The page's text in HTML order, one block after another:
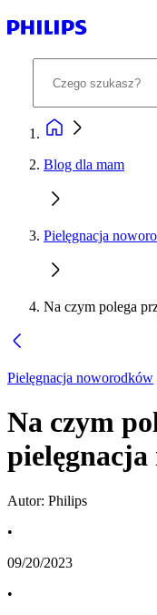
Blog dla mam
Pielęgnacja
Na czym polega
Pielęgnacja noworodków
Na czym
Autor: Philips
•
09/20/2023
•